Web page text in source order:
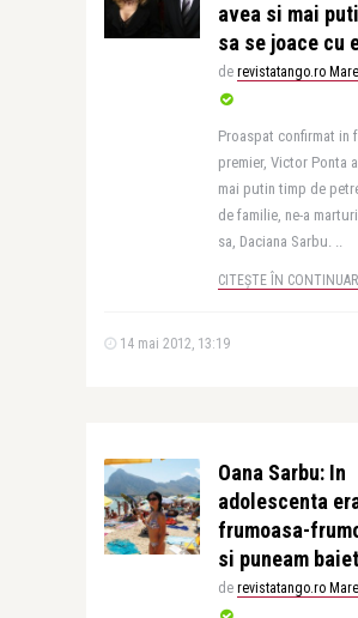
avea si mai
sa se joace cu
de revistatango.ro
Proaspat confirmat in
premier, Victor Ponta
mai putin timp de
de familie, ne-a
sa, Daciana Sarbu. ..
CITEȘTE ÎN
14 mai 2012, 13:19
Oana Sarbu: In
adolescenta
frumoasa-
si puneam
de revistatango.ro